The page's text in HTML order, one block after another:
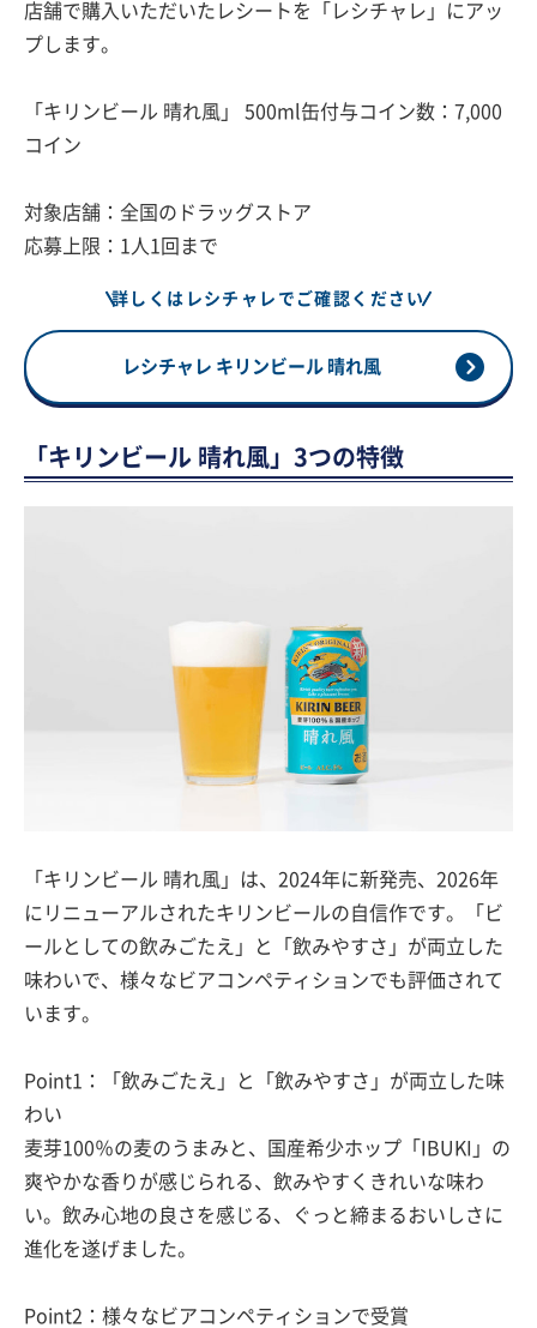
店舗で購入いただいたレシートを「レシチャレ」にアッ
プします。
「キリンビール 晴れ風」 500ml缶付与コイン数：7,000
コイン
対象店舗：全国のドラッグストア
応募上限：1人1回まで
詳しくはレシチャレでご確認ください
レシチャレ キリンビール 晴れ風
「キリンビール 晴れ風」3つの特徴
「キリンビール 晴れ風」は、2024年に新発売、2026年
にリニューアルされたキリンビールの自信作です。「ビ
ールとしての飲みごたえ」と「飲みやすさ」が両立した
味わいで、様々なビアコンペティションでも評価されて
います。
Point1：「飲みごたえ」と「飲みやすさ」が両立した味
わい
麦芽100％の麦のうまみと、国産希少ホップ「IBUKI」の
爽やかな香りが感じられる、飲みやすくきれいな味わ
い。飲み心地の良さを感じる、ぐっと締まるおいしさに
進化を遂げました。
Point2：様々なビアコンペティションで受賞